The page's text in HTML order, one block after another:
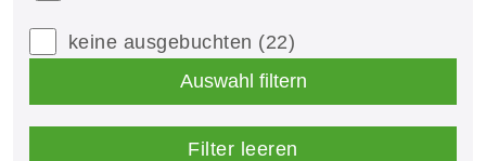
keine ausgebuchten (22)
Auswahl filtern
Filter leeren